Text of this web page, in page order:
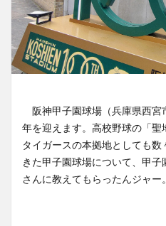
阪神甲子園球場（兵庫県西宮
年を迎えます。高校野球の「
タイガースの本拠地としても
きた甲子園球場について、甲
さんに教えてもらったんジャー